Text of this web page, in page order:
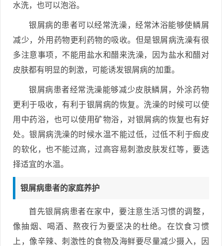
水洗，也可以泡浴。
银屑病的患者可以经常洗澡，经常沐浴能够使鳞屑
减少，外用药物更利药物的吸收。但是银屑病洗澡有很
多注意事项，不能用盐水和醋来洗澡，因为盐水和醋对
皮肤都有明显的刺激，可能诱发银屑病的加重。
银屑病患者经常洗澡能够减少皮肤鳞屑，外涂药物
更利于吸收，有利于银屑病的恢复。洗澡的时候可以使
用中药浴，也可以使用矿物浴，对银屑病的恢复也有好
处。银屑病洗澡的时候水温不能过低，过低不利于痂皮
的软化，也不能过高，过高容易刺激皮肤发红等，要选
择适宜的水温。
银屑病患者的家庭养护
首先银屑病患者在家中，要注意生活习惯的调整，
像抽烟、喝酒、熬夜行为要坚决的杜绝。在饮食习惯
上，像辛辣、刺激性的食物及海鲜要尽量减少摄入，因